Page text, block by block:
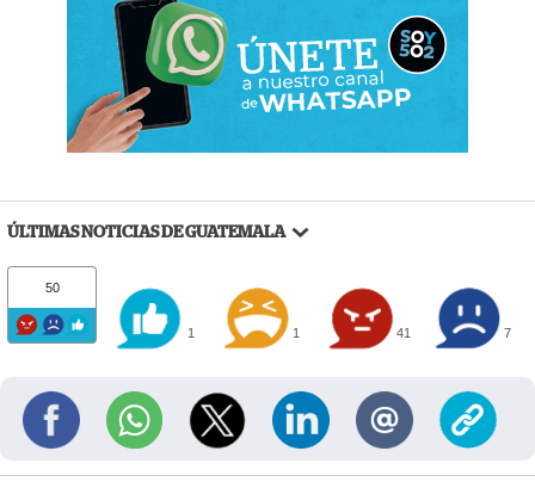
ÚLTIMAS NOTICIAS DE GUATEMALA
50
1 1 41 7